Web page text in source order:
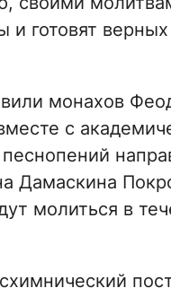
готовят
монахов
с
Дамаскина
молиться в